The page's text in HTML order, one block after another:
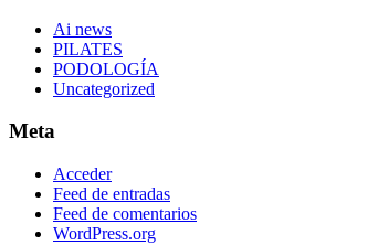
Ai news
PILATES
PODOLOGÍA
Uncategorized
Meta
Acceder
Feed de entradas
Feed de comentarios
WordPress.org